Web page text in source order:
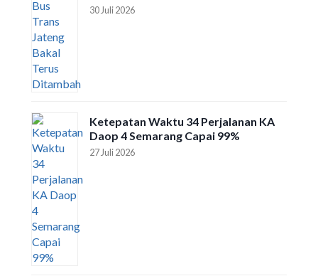
30 Juli 2026
Ketepatan Waktu 34 Perjalanan KA
Daop 4 Semarang Capai 99%
27 Juli 2026